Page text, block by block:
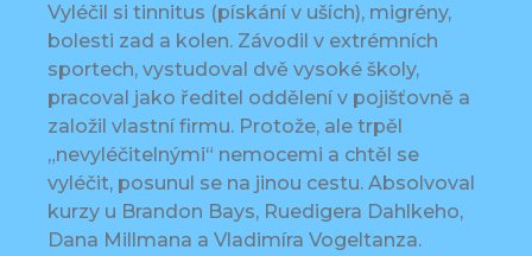
Vyléčil si tinnitus (pískání v uších), migrény,
bolesti zad a kolen. Závodil v extrémních
sportech, vystudoval dvě vysoké školy,
pracoval jako ředitel oddělení v pojišťovně a
založil vlastní firmu. Protože, ale trpěl
„nevyléčitelnými“ nemocemi a chtěl se
vyléčit, posunul se na jinou cestu. Absolvoval
kurzy u Brandon Bays, Ruedigera Dahlkeho,
Dana Millmana a Vladimíra Vogeltanza.